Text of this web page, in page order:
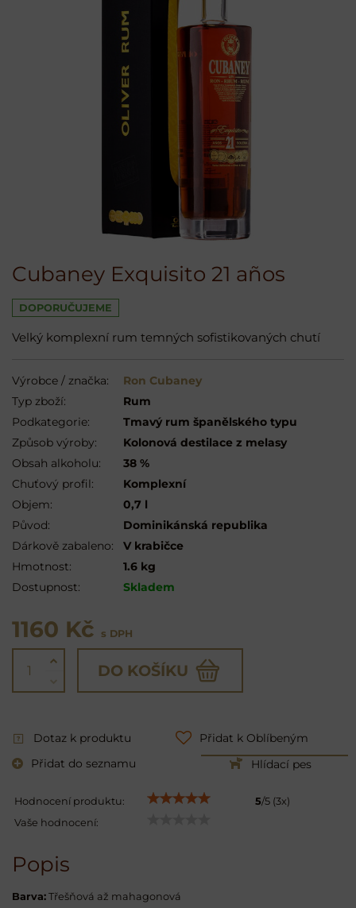
Cubaney Exquisito 21 años
DOPORUČUJEME
Velký komplexní rum temných sofistikovaných chutí
Výrobce / značka:
Ron Cubaney
Typ zboží:
Rum
Podkategorie:
Tmavý rum španělského typu
Způsob výroby:
Kolonová destilace z melasy
Obsah alkoholu:
38 %
Chuťový profil:
Komplexní
Objem:
0,7 l
Původ:
Dominikánská republika
Dárkově zabaleno:
V krabičce
Hmotnost:
1.6 kg
Dostupnost:
Skladem
1160 Kč s DPH
DO KOŠÍKU
Dotaz k produktu
Přidat k Oblíbeným
Přidat do seznamu
Hlídací pes
Hodnocení produktu: 5/5 (3x)
Vaše hodnocení:
Popis
Barva: Třešňová až mahagonová